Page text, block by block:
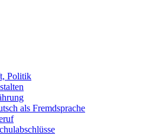
Politik
als Fremdsprache